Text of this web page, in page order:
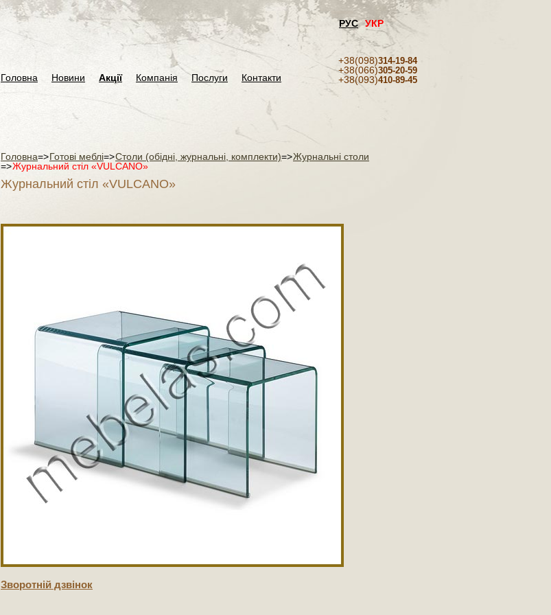
РУС УКР
Головна Новини Акції Компанія Послуги Контакти
+38(098)314-19-84
+38(066)305-20-59
+38(093)410-89-45
Головна=>Готові меблі=>Столи (обідні, журнальні, комплекти)=>Журнальні столи
=>Журнальний стіл «VULCANO»
Журнальний стіл «VULCANO»
Зворотнiй дзвiнок